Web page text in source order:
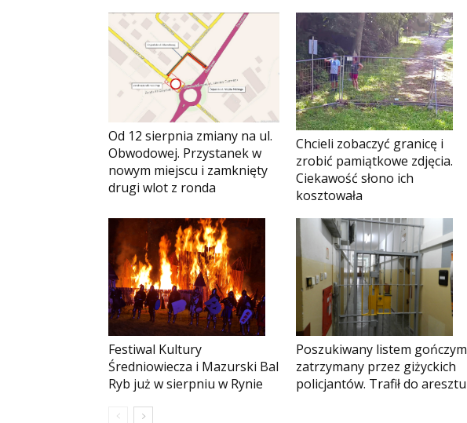
Od 12 sierpnia zmiany na ul.
Obwodowej. Przystanek w
nowym miejscu i zamknięty
drugi wlot z ronda
Chcieli zobaczyć granicę i
zrobić pamiątkowe zdjęcia.
Ciekawość słono ich
kosztowała
Festiwal Kultury
Średniowiecza i Mazurski Bal
Ryb już w sierpniu w Rynie
Poszukiwany listem gończym
zatrzymany przez giżyckich
policjantów. Trafił do aresztu